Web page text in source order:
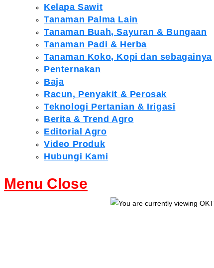
Kelapa Sawit
Tanaman Palma Lain
Tanaman Buah, Sayuran & Bungaan
Tanaman Padi & Herba
Tanaman Koko, Kopi dan sebagainya
Penternakan
Baja
Racun, Penyakit & Perosak
Teknologi Pertanian & Irigasi
Berita & Trend Agro
Editorial Agro
Video Produk
Hubungi Kami
Menu Close